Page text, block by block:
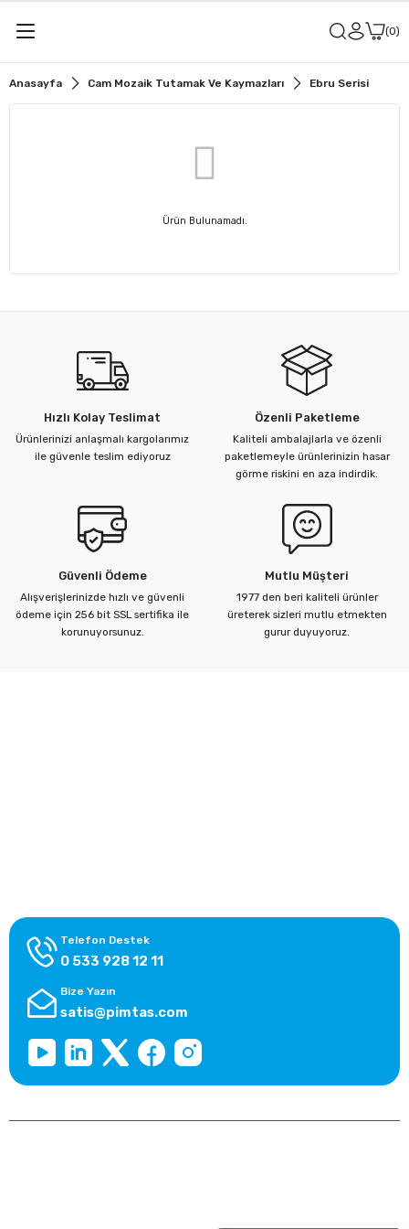
0
Anasayfa Cam Mozaik Tutamak Ve Kaymazları Ebru Serisi
Ürün Bulunamadı.
Hızlı Kolay Teslimat
Ürünlerinizi anlaşmalı kargolarımız
ile güvenle teslim ediyoruz
Özenli Paketleme
Kaliteli ambalajlarla ve özenli
paketlemeyle ürünlerinizin hasar
görme riskini en aza indirdik.
Güvenli Ödeme
Alışverişlerinizde hızlı ve güvenli
ödeme için 256 bit SSL sertifika ile
korunuyorsunuz.
Mutlu Müşteri
1977 den beri kaliteli ürünler
üreterek sizleri mutlu etmekten
gurur duyuyoruz.
Telefon Destek
0 533 928 12 11
Bize Yazın
satis@pimtas.com